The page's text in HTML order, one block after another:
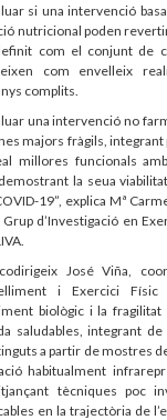
si una intervenció
nutricional poden
com el conjunt de
com envelleix
complits.
una intervenció no
majors fràgils, integrant
millores funcionals
la seua
19”, explica Mª
d’Investigació en
José Viña,
i Exercici Físic
biològic i la
saludables, integrant
a partir de mostres
habitualment
tècniques poc
en la trajectòria de